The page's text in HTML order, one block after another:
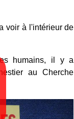
voir à l'intérieur de
humains, il y a
au Cherche